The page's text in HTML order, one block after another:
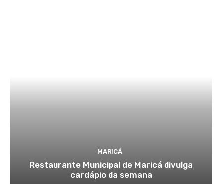
MARICÁ
Restaurante Municipal de Maricá divulga
cardápio da semana